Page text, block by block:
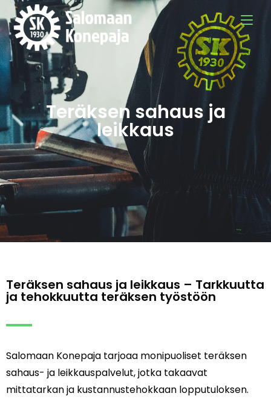
Teräksen sahaus ja
leikkaus
Teräksen sahaus ja leikkaus – Tarkkuutta
ja tehokkuutta teräksen työstöön
Salomaan Konepaja tarjoaa monipuoliset teräksen
sahaus- ja leikkauspalvelut, jotka takaavat
mittatarkan ja kustannustehokkaan lopputuloksen.